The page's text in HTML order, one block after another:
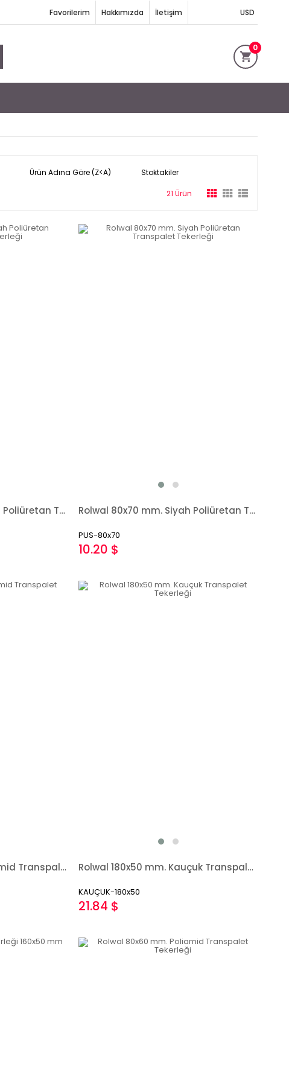
Hakkımızda İletişim
Favorilerim USD
0
Ürün Adına Göre (Z<A) Stoktakiler
21 Ürün
Rolwal 80x60 mm. Siyah Poliüretan Transpalet Tekerleği Rolwal 80x70 mm. Siyah Poliüretan Transpalet Tekerleği
PUS-80x70
10.20 $
Rolwal 70x60 mm. Poliamid Transpalet Tekerleği Rolwal 180x50 mm. Kauçuk Transpalet Tekerleği
KAUÇUK-180x50
21.84 $